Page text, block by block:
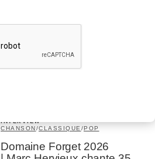
CRITIQUE D'ALBUM
Alain Trudel; Orchestre
symphonique de Trois-
INTERVIEW
CHANSON/CLASSIQUE /POP
Domaine Forget 2026